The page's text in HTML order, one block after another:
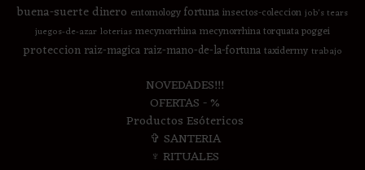
buena-suertedinero entomologyfortunainsectos-coleccion job's tears
juegos-de-azar loterias mecynorrhinamecynorrhina torquata poggei
proteccion raiz-magica raiz-mano-de-la-fortunataxidermy trabajo
NOVEDADES!!!
OFERTAS - %
Productos Esótericos
✞ SANTERIA
♆ RITUALES